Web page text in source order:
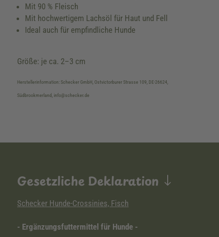
Mit 90 % Fleisch
Mit hochwertigem Lachsöl für Haut und Fell
Ideal auch für empfindliche Hunde
Größe: je ca. 2–3 cm
Herstellerinformation: Schecker GmbH, Ostvictorburer Strasse 109, DE-26624,
Südbrookmerland, info@schecker.de
Gesetzliche Deklaration
Schecker Hunde-Crossinies, Fisch
- Ergänzungsfuttermittel für Hunde -